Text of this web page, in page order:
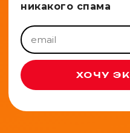
никакого спама